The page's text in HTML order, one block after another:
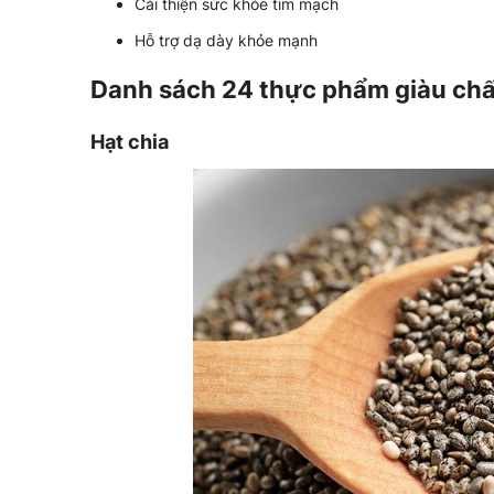
Cải thiện sức khỏe tim mạch
Hỗ trợ dạ dày khỏe mạnh
Danh sách 24 thực phẩm giàu
Hạt chia